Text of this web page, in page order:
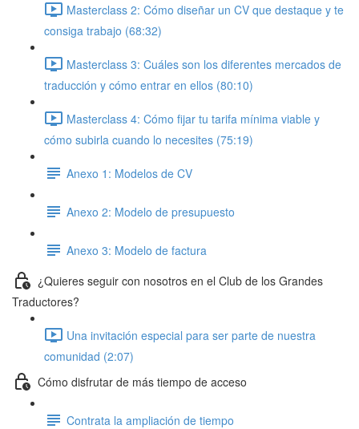
Masterclass 2: Cómo diseñar un CV que destaque y te
consiga trabajo (68:32)
Masterclass 3: Cuáles son los diferentes mercados de
traducción y cómo entrar en ellos (80:10)
Masterclass 4: Cómo fijar tu tarifa mínima viable y
cómo subirla cuando lo necesites (75:19)
Anexo 1: Modelos de CV
Anexo 2: Modelo de presupuesto
Anexo 3: Modelo de factura
¿Quieres seguir con nosotros en el Club de los Grandes
Traductores?
Una invitación especial para ser parte de nuestra
comunidad (2:07)
Cómo disfrutar de más tiempo de acceso
Contrata la ampliación de tiempo